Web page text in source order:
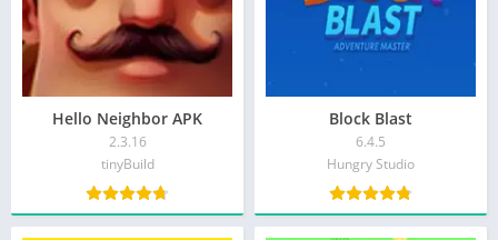
Hello Neighbor APK
2.3.16
tinyBuild
Block Blast
6.4.5
Hungry Studio